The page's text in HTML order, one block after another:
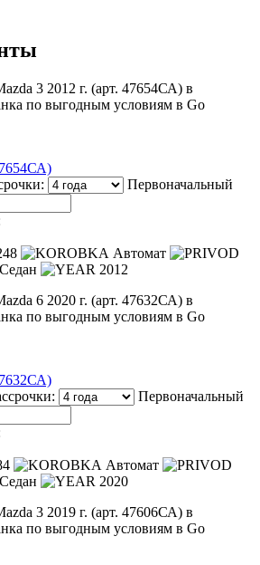
Первоначальный
Автомат
Седан 2012
Первоначальный
Автомат
Седан 2020